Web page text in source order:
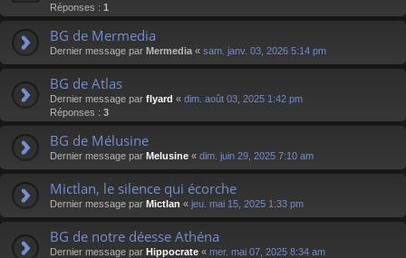
Réponses : 1
BG de Mermedia
Dernier message par Mermedia « sam. janv. 03, 2026 5:14 pm
BG de Atlas
Dernier message par flyard « dim. août 03, 2025 1:42 pm
Réponses : 3
BG de Mélusine
Dernier message par Melusine « dim. juin 29, 2025 7:10 am
Mictlan, le silence qui écorche
Dernier message par Mictlan « jeu. mai 15, 2025 1:33 pm
BG de notre déesse Athéna
Dernier message par Hippocrate « mer. mai 07, 2025 8:34 am